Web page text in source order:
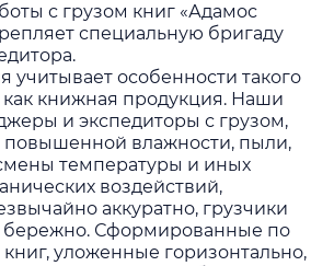
с грузом книг «Адамос
специальную бригаду
учитывает особенности такого
как книжная продукция. Наши
и экспедиторы с грузом,
повышенной влажности, пыли,
температуры и иных
воздействий,
аккуратно, грузчики
бережно. Сформированные по
уложенные горизонтально,